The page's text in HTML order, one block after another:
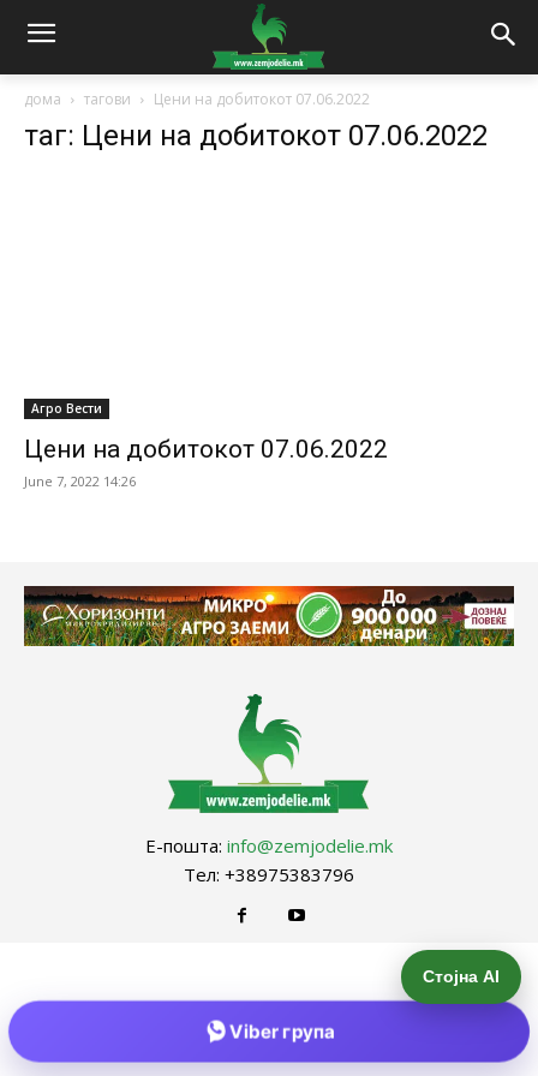
дома тагови Цени на добитокот 07.06.2022
таг: Цени на добитокот 07.06.2022
Агро Вести
Цени на добитокот 07.06.2022
June 7, 2022 14:26
Е-пошта: info@zemjodelie.mk
Тел: +38975383796
Стојна AI
Viber група